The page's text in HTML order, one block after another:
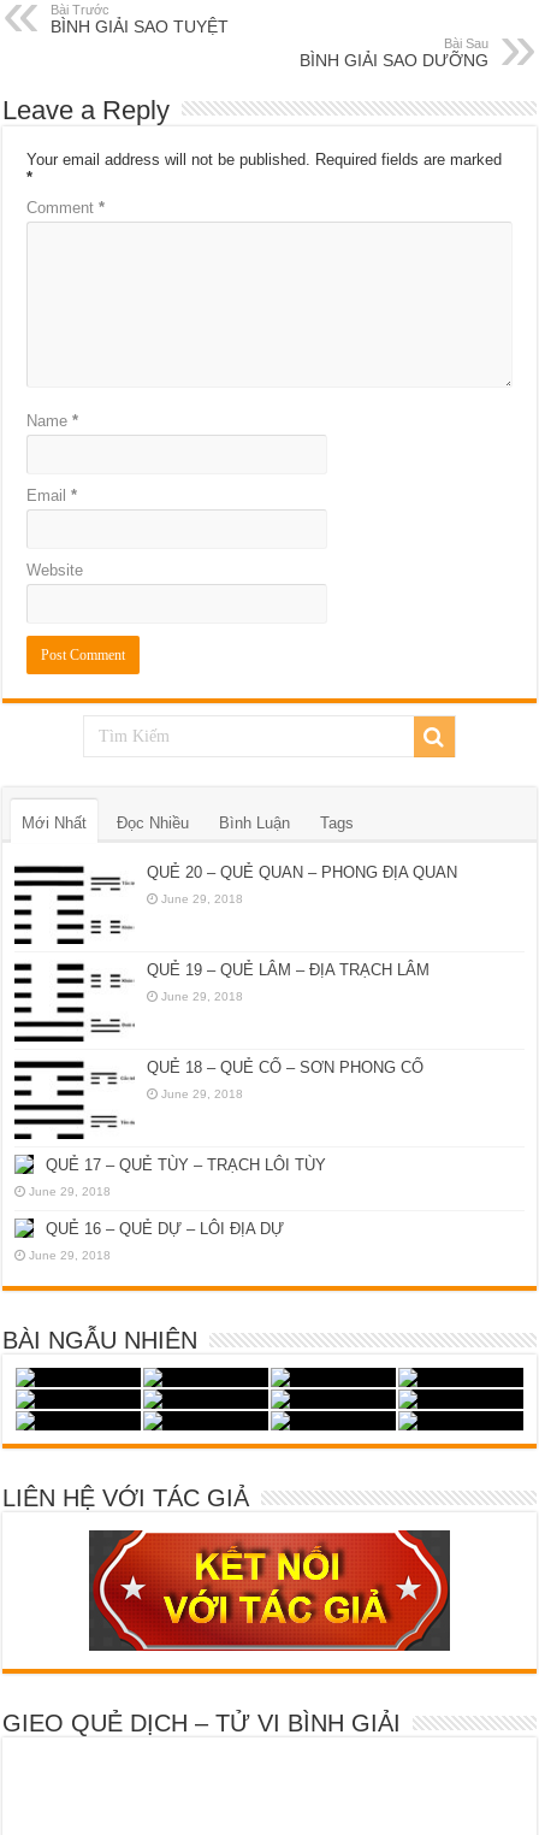
Bài Trước
BÌNH GIẢI SAO TUYỆT
Bài Sau
BÌNH GIẢI SAO DƯỠNG
Leave a Reply
Your email address will not be published.
Required fields are marked
*
Comment*
Name*
Email*
Website
Mới Nhất Đọc Nhiều Bình Luận Tags
QUẺ 20 – QUẺ QUAN – PHONG ĐỊA QUAN
June 29, 2018
QUẺ 19 – QUẺ LÂM – ĐỊA TRẠCH LÂM
June 29, 2018
QUẺ 18 – QUẺ CỔ – SƠN PHONG CỔ
June 29, 2018
QUẺ 17 – QUẺ TÙY – TRẠCH LÔI TÙY
June 29, 2018
QUẺ 16 – QUẺ DỰ – LÔI ĐỊA DỰ
June 29, 2018
BÀI NGẪU NHIÊN
LIÊN HỆ VỚI TÁC GIẢ
GIEO QUẺ DỊCH – TỬ VI BÌNH GIẢI